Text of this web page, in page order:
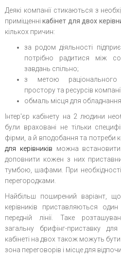
Деякі компанії стикаються з
приміщеннікабінет для двох
кількох причин:
за родом діяльності
потрібно радитися між
завдань спільно;
з метою раціонального
простору та ресурсів
обмаль місця для обладнання
Інтер'єр кабінету на 2 людини
були враховані не тільки
фірми, а й вподобання та потреби
для керівників можна
доповнити кожен з них
тумбою, шафами. При
перегородками.
Найбільш поширений варіант,
керівників приставляються
передній лінії. Таке
загальну брифінг-приставку
кабінеті на двох також можуть
зона переговорів і місце для